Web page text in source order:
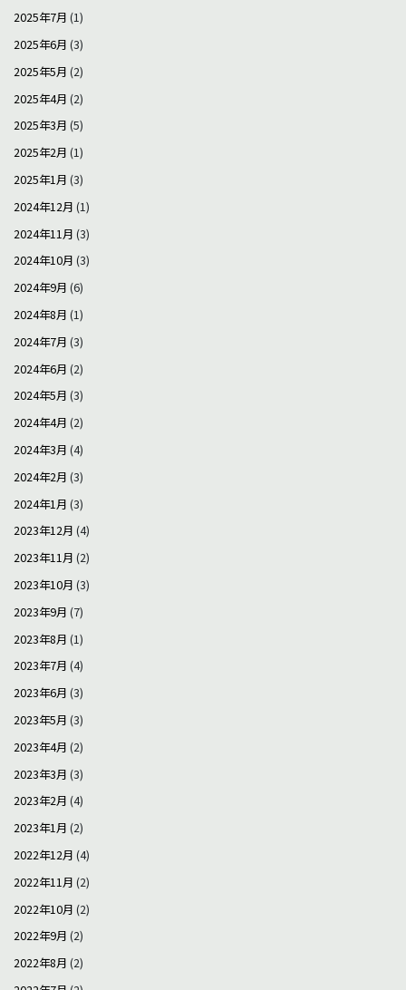
2025年7月 (1)
2025年6月 (3)
2025年5月 (2)
2025年4月 (2)
2025年3月 (5)
2025年2月 (1)
2025年1月 (3)
2024年12月 (1)
2024年11月 (3)
2024年10月 (3)
2024年9月 (6)
2024年8月 (1)
2024年7月 (3)
2024年6月 (2)
2024年5月 (3)
2024年4月 (2)
2024年3月 (4)
2024年2月 (3)
2024年1月 (3)
2023年12月 (4)
2023年11月 (2)
2023年10月 (3)
2023年9月 (7)
2023年8月 (1)
2023年7月 (4)
2023年6月 (3)
2023年5月 (3)
2023年4月 (2)
2023年3月 (3)
2023年2月 (4)
2023年1月 (2)
2022年12月 (4)
2022年11月 (2)
2022年10月 (2)
2022年9月 (2)
2022年8月 (2)